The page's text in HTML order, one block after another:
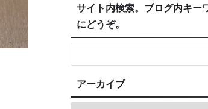
サイト内検索。ブログ内キー
にどうぞ。
アーカイブ